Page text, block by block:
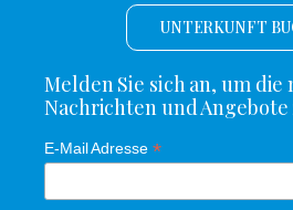
UNTERKUNFT
Melden Sie sich an, um die
Nachrichten und
E-Mail Adresse *